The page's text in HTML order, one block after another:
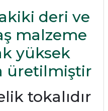
deri ve
malzeme
yüksek
üretilmiştir
tokalıdır